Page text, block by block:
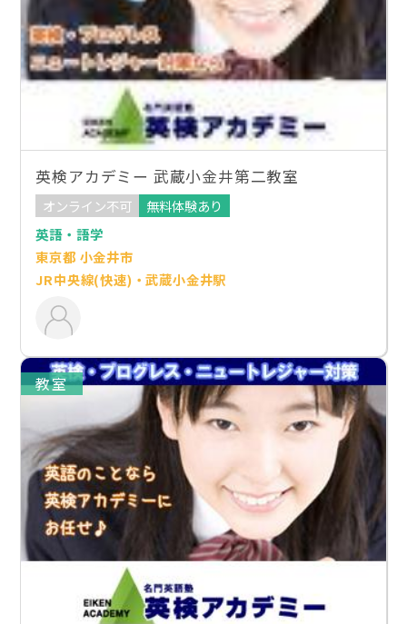
英検アカデミー 武蔵小金井第二教室
オンライン不可
無料体験あり
英語・語学
東京都 小金井市
JR中央線(快速)・武蔵小金井駅
教室